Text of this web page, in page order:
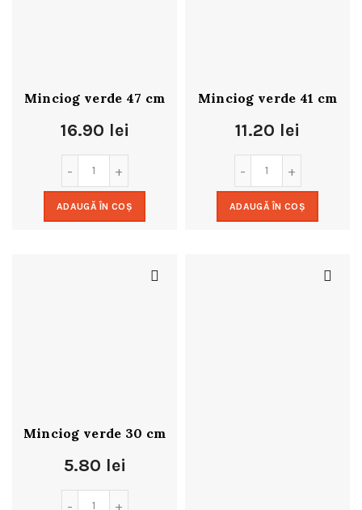
Minciog verde 47 cm
16.90 lei
ADAUGĂ ÎN COȘ
Minciog verde 41 cm
11.20 lei
ADAUGĂ ÎN COȘ
Minciog verde 30 cm
5.80 lei